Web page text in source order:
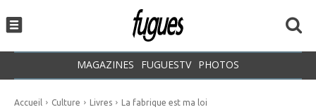
MAGAZINES FUGUESTV PHOTOS
Accueil Culture Livres La fabrique est ma loi